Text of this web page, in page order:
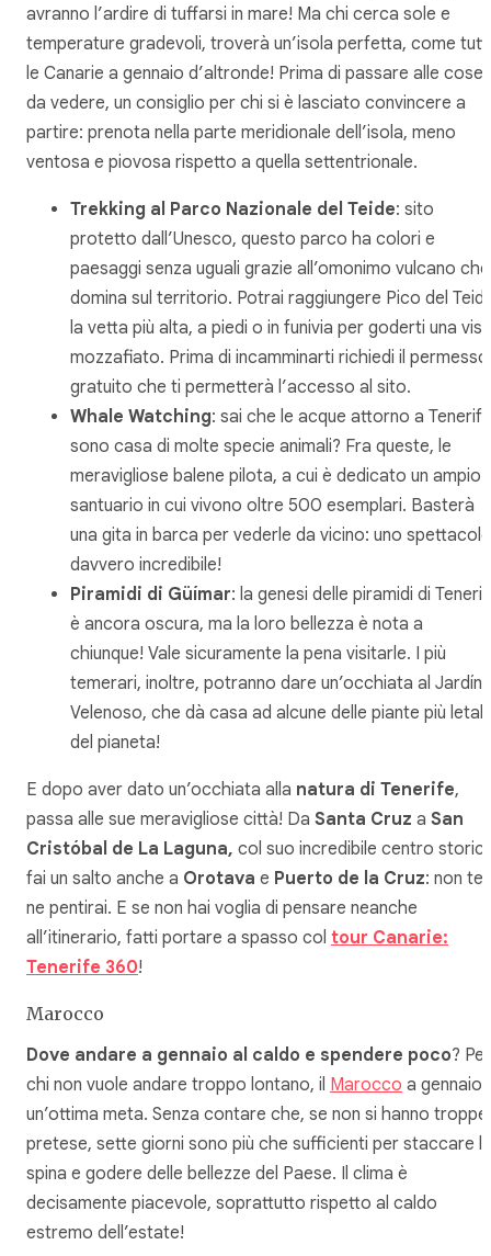
avranno l’ardire di tuffarsi in mare! Ma chi cerca sole e
temperature gradevoli, troverà un’isola perfetta, come
le Canarie a gennaio d’altronde! Prima di passare alle cose
da vedere, un consiglio per chi si è lasciato convincere a
partire: prenota nella parte meridionale dell’isola, meno
ventosa e piovosa rispetto a quella settentrionale.
Trekking al Parco Nazionale del Teide: sito
protetto dall’Unesco, questo parco ha colori e
paesaggi senza uguali grazie all’omonimo vulcano che
domina sul territorio. Potrai raggiungere Pico del
la vetta più alta, a piedi o in funivia per goderti una
mozzafiato. Prima di incamminarti richiedi il permesso
gratuito che ti permetterà l’accesso al sito.
Whale Watching: sai che le acque attorno a Tenerife
sono casa di molte specie animali? Fra queste, le
meravigliose balene pilota, a cui è dedicato un ampio
santuario in cui vivono oltre 500 esemplari. Basterà
una gita in barca per vederle da vicino: uno spettacolo
davvero incredibile!
Piramidi di Güímar: la genesi delle piramidi di
è ancora oscura, ma la loro bellezza è nota a
chiunque! Vale sicuramente la pena visitarle. I più
temerari, inoltre, potranno dare un’occhiata al Jardín
Velenoso, che dà casa ad alcune delle piante più letali
del pianeta!
E dopo aver dato un’occhiata alla natura di Tenerife,
passa alle sue meravigliose città! Da Santa Cruz a San
Cristóbal de La Laguna, col suo incredibile centro
fai un salto anche a Orotava e Puerto de la Cruz: non te
ne pentirai. E se non hai voglia di pensare neanche
all’itinerario, fatti portare a spasso col tour Canarie:
Tenerife 360!
Marocco
Dove andare a gennaio al caldo e spendere poco? Per
chi non vuole andare troppo lontano, il Marocco a gennaio
un’ottima meta. Senza contare che, se non si hanno troppe
pretese, sette giorni sono più che sufficienti per staccare la
spina e godere delle bellezze del Paese. Il clima è
decisamente piacevole, soprattutto rispetto al caldo
estremo dell’estate!